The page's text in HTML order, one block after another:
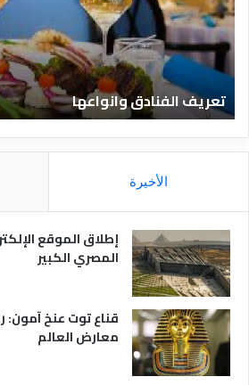
ف
ا
ل
ن
د
ق
و
و
ع
ه
تعريف الفنادق وانواعها
الأخيرة
إطلاق الموقع
المصري الكبير
قناع توت عنخ آمون:
معارض العالم